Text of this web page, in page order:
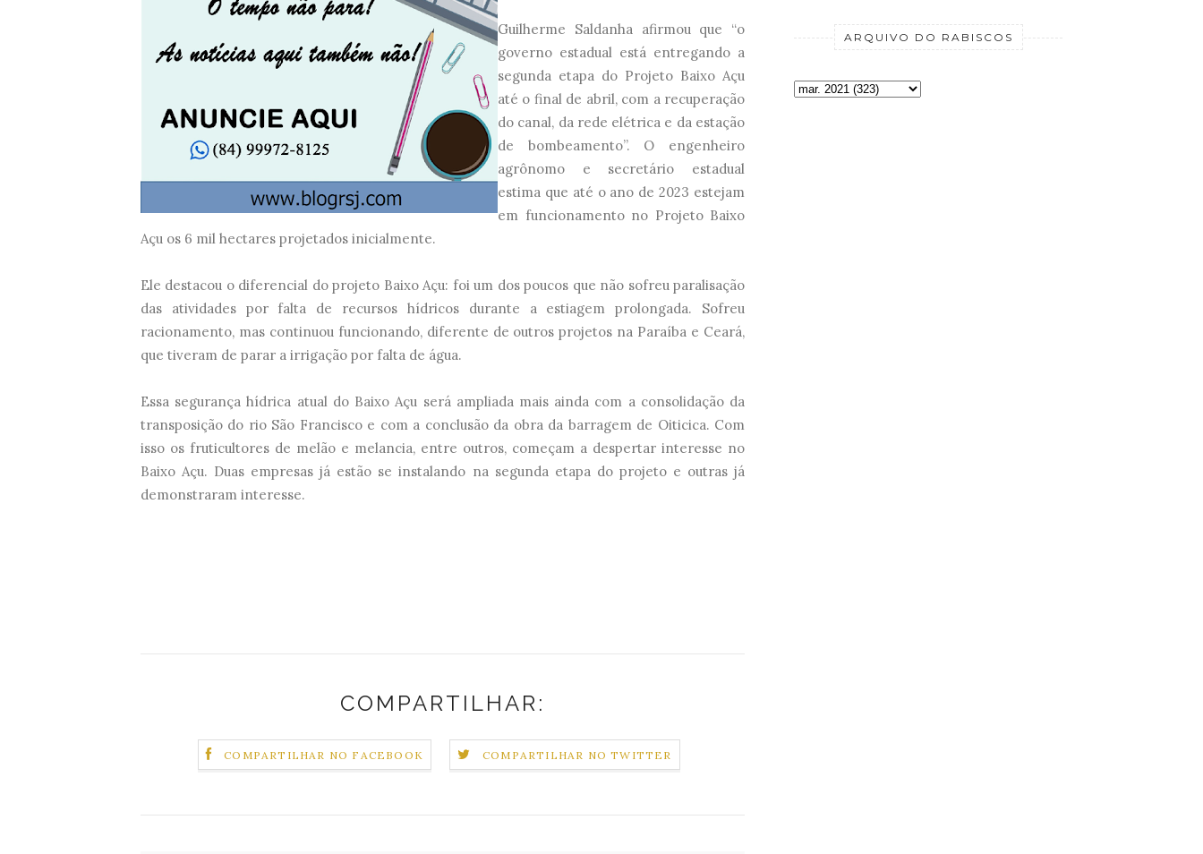
Guilherme Saldanha afirmou que “o
governo estadual está entregando a
segunda etapa do Projeto Baixo Açu
até o final de abril, com a recuperação
do canal, da rede elétrica e da estação
de bombeamento”. O engenheiro
agrônomo e secretário estadual
estima que até o ano de 2023 estejam
em funcionamento no Projeto Baixo
Açu os 6 mil hectares projetados inicialmente.
Ele destacou o diferencial do projeto Baixo Açu: foi um dos poucos que não sofreu paralisação
das atividades por falta de recursos hídricos durante a estiagem prolongada. Sofreu
racionamento, mas continuou funcionando, diferente de outros projetos na Paraíba e Ceará,
que tiveram de parar a irrigação por falta de água.
Essa segurança hídrica atual do Baixo Açu será ampliada mais ainda com a consolidação da
transposição do rio São Francisco e com a conclusão da obra da barragem de Oiticica. Com
isso os fruticultores de melão e melancia, entre outros, começam a despertar interesse no
Baixo Açu. Duas empresas já estão se instalando na segunda etapa do projeto e outras já
demonstraram interesse.
COMPARTILHAR:
COMPARTILHAR NO FACEBOOK COMPARTILHAR NO TWITTER
ARQUIVO DO RABISCOS